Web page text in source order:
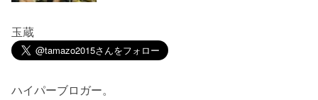
玉蔵
ハイパーブロガー。